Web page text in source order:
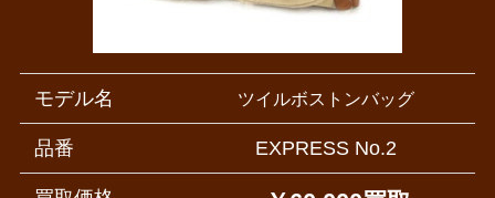
モデル名 ツイルボストンバッグ
品番 EXPRESS No.2